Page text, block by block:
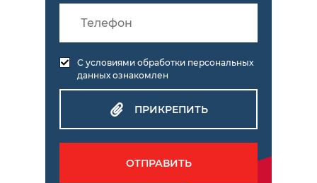
С условиями обработки персональных
данных ознакомлен
ПРИКРЕПИТЬ
ОТПРАВИТЬ